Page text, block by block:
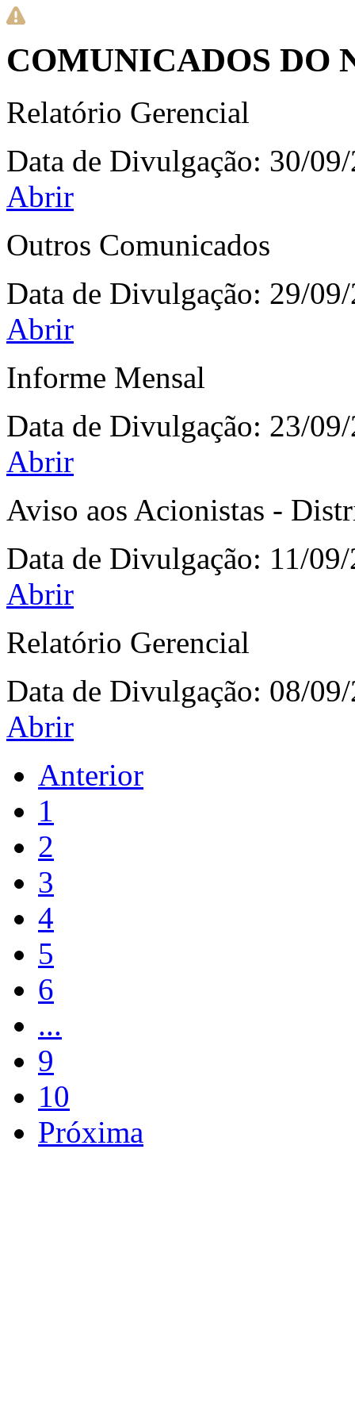
COMUNICADOS DO
Relatório Gerencial
Data de Divulgação: 30/
Abrir
Outros Comunicados
Data de Divulgação: 29/
Abrir
Informe Mensal
Data de Divulgação: 23/
Abrir
Aviso aos Acionistas -
Data de Divulgação: 11/
Abrir
Relatório Gerencial
Data de Divulgação: 08/
Abrir
Anterior
1
2
3
4
5
6
...
9
10
Próxima